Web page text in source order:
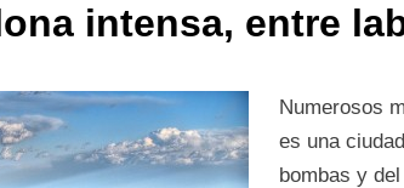
intensa, entre
Numerosos
es una
bombas y